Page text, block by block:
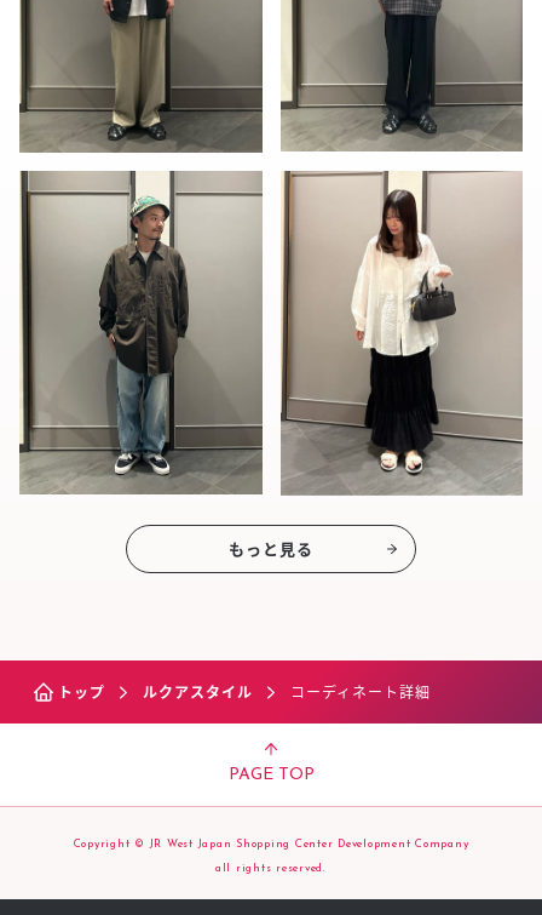
もっと見る
トップ ルクアスタイル コーディネート詳細
PAGE TOP
Copyright © JR West Japan Shopping Center Development Company
all rights reserved.